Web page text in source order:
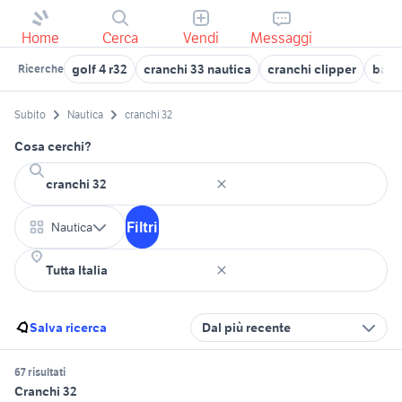
Home Cerca Vendi Messaggi
Ricerche golf 4 r32 cranchi 33 nautica cranchi clipper
Subito Nautica cranchi 32
Cosa cerchi?
Nautica Filtri
Salva ricerca Dal più recente
67 risultati
Cranchi 32